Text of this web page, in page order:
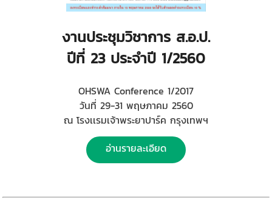
งานประชุมวิชาการ ส.อ.ป.
ปีที่ 23 ประจำปี 1/2560
OHSWA Conference 1/2017
วันที่ 29-31 พฤษภาคม 2560
ณ โรงเเรมเจ้าพระยาปาร์ค กรุงเทพฯ
อ่านรายละเอียด